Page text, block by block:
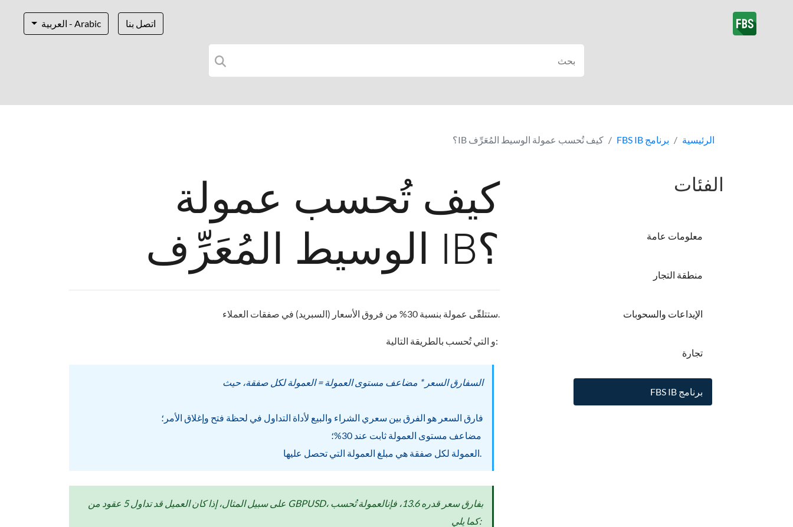
اتصل بنا Arabic - العربية
الرئيسية برنامج FBS IB كيف تُحسب عمولة الوسيط المُعَرِّف IB؟
الفئات
معلومات عامة
منطقة التجار
الإيداعات والسحوبات
تجارة
برنامج FBS IB
كيف تُحسب عمولة
الوسيط المُعَرِّف IB؟
و التي تُحسب بالطريقة التالية:
السفارق السعر * مضاعف مستوى العمولة = العمولة لكل صفقة، حيث
فارق السعر هو الفرق بين سعري الشراء والبيع لأداة التداول في لحظة فتح وإغلاق الأمر؛
على سبيل المثال، إذا كان العميل قد تداول 5 عقود من GBPUSD، بفارق سعر قدره 13.6، فإنالعمولة تُحسب
كما يلي: